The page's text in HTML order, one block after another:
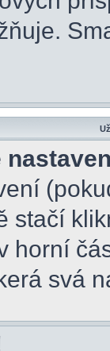
stačí
horní
svá